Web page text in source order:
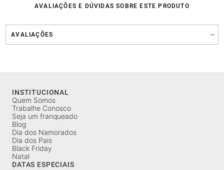
AVALIAÇÕES E DÚVIDAS SOBRE ESTE PRODUTO
AVALIAÇÕES
INSTITUCIONAL
Quem Somos
Trabalhe Conosco
Seja um franqueado
Blog
Dia dos Namorados
Dia dos Pais
Black Friday
Natal
DATAS ESPECIAIS